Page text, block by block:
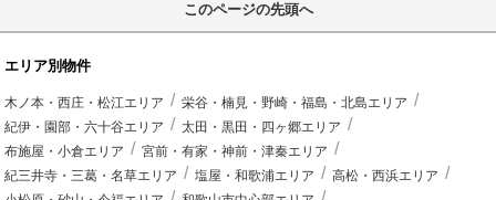
このページの先頭へ
エリア別物件
木ノ本・西庄・松江エリア
栄谷・楠見・野崎・福島・北島エリア
紀伊・園部・六十谷エリア
太田・黒田・四ヶ郷エリア
布施屋・小倉エリア
宮前・有家・神前・津秦エリア
紀三井寺・三葛・名草エリア
塩屋・和歌浦エリア
高松・西浜エリア